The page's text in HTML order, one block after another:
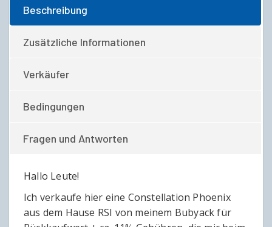
Beschreibung
Zusätzliche Informationen
Verkäufer
Bedingungen
Fragen und Antworten
Hallo Leute!
Ich verkaufe hier eine Constellation Phoenix
aus dem Hause RSI von meinem Bubyack für